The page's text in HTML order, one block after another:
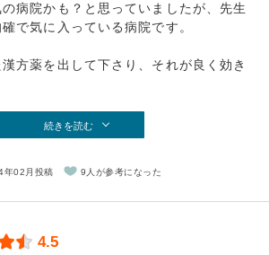
病院かも？と思っていましたが、先生
で気に入っている病院です。
方薬を出して下さり、それが良く効き
続きを読む
02月投稿 9人が参考になった
4.5